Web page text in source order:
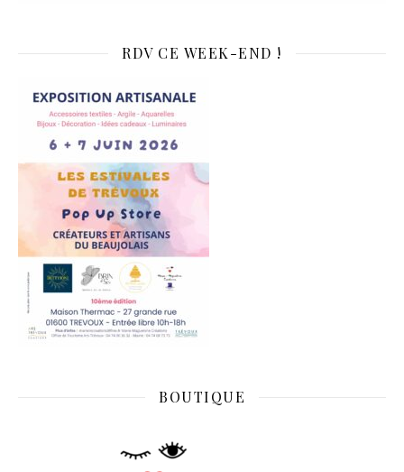
RDV CE WEEK-END !
BOUTIQUE